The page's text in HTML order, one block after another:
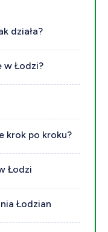
działa?
w Łodzi?
krok po kroku?
Łodzi
Łodzian